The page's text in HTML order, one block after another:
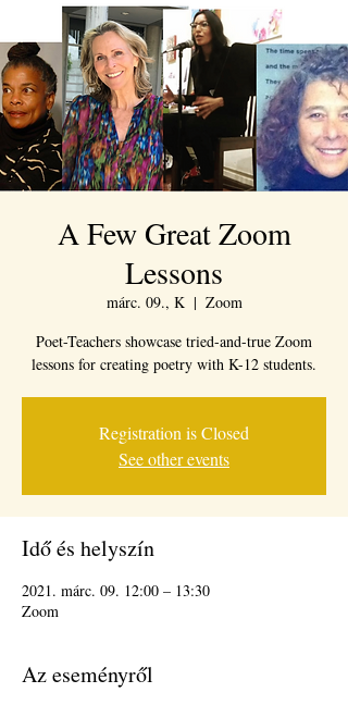
A Few Great Zoom
Lessons
márc. 09., K
  |
Zoom
Poet-Teachers showcase tried-and-true Zoom
lessons for creating poetry with K-12 students.
Registration is Closed
See other events
Idő és helyszín
2021. márc. 09. 12:00 – 13:30
Zoom
Az eseményről